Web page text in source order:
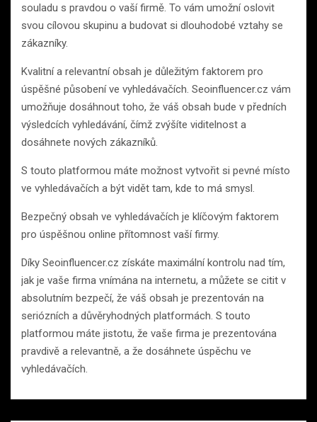
souladu s pravdou o vaší firmě. To vám umožní oslovit
svou cílovou skupinu a budovat si dlouhodobé vztahy se
zákazníky.
Kvalitní a relevantní obsah je důležitým faktorem pro
úspěšné působení ve vyhledávačích. Seoinfluencer.cz vám
umožňuje dosáhnout toho, že váš obsah bude v předních
výsledcích vyhledávání, čímž zvýšíte viditelnost a
dosáhnete nových zákazníků.
S touto platformou máte možnost vytvořit si pevné místo
ve vyhledávačích a být vidět tam, kde to má smysl.
Bezpečný obsah ve vyhledávačích je klíčovým faktorem
pro úspěšnou online přítomnost vaší firmy.
Díky Seoinfluencer.cz získáte maximální kontrolu nad tím,
jak je vaše firma vnímána na internetu, a můžete se citit v
absolutním bezpečí, že váš obsah je prezentován na
seriózních a důvěryhodných platformách. S touto
platformou máte jistotu, že vaše firma je prezentována
pravdivě a relevantně, a že dosáhnete úspěchu ve
vyhledávačích.